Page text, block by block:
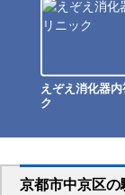
えぞえ消化器
ク
京都市中京区の